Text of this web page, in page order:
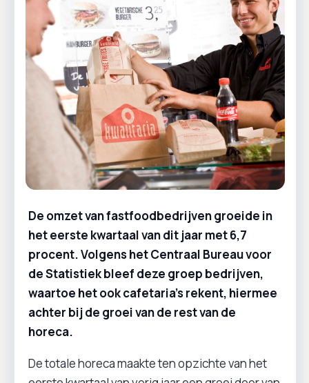
De omzet van fastfoodbedrijven groeide in
het eerste kwartaal van dit jaar met 6,7
procent. Volgens het Centraal Bureau voor
de Statistiek bleef deze groep bedrijven,
waartoe het ook cafetaria’s rekent, hiermee
achter bij de groei van de rest van de
horeca.
De totale horeca maakte ten opzichte van het